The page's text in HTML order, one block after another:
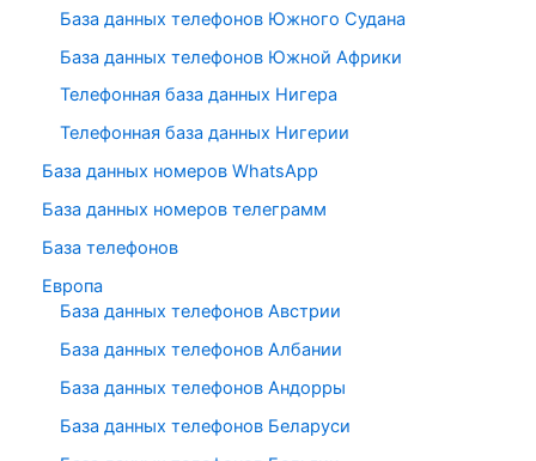
База данных телефонов Южного Судана
База данных телефонов Южной Африки
Телефонная база данных Нигера
Телефонная база данных Нигерии
База данных номеров WhatsApp
База данных номеров телеграмм
База телефонов
Европа
База данных телефонов Австрии
База данных телефонов Албании
База данных телефонов Андорры
База данных телефонов Беларуси